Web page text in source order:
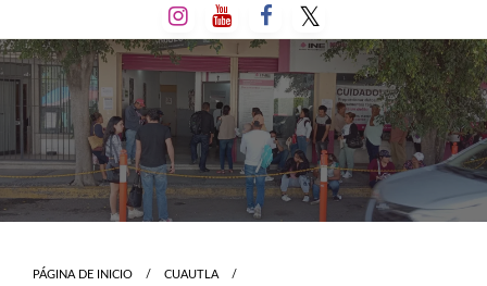
al
contenido
PÁGINA DE INICIO
CUAUTLA